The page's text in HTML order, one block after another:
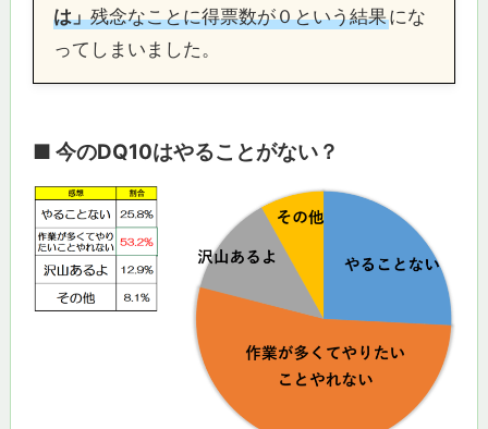
は」残念なことに得票数が０という結果にな
ってしまいました。
■ 今のDQ10はやることがない？